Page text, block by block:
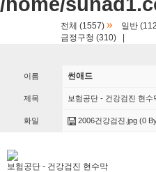
전체 (1557) » 일반
금정구청 (310)
이름 썬애드
제목 보험공단 - 건강검진 현수
화일 2006건강검진.jpg (0
보험공단 - 건강검진 현수막